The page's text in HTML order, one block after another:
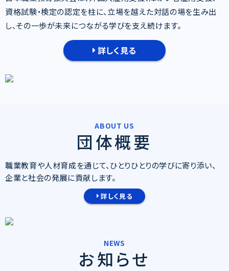
資格試験・検定の認定を柱に、立場を越えた対話の場を生み出
し、その一歩が未来につながる学びを支え続けます。
詳しく見る
ABOUT US
団体概要
職業教育や人材育成を通じて、ひとりひとりの学びに寄り添い、
企業と社会の発展に貢献します。
詳しく見る
NEWS
お知らせ